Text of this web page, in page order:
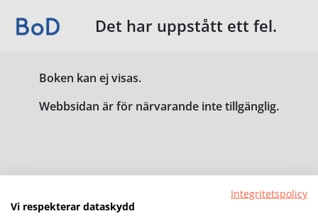
Det har uppstått ett fel.
Boken kan ej visas.
Webbsidan är för närvarande inte tillgänglig.
Integritetspolicy
Vi respekterar dataskydd